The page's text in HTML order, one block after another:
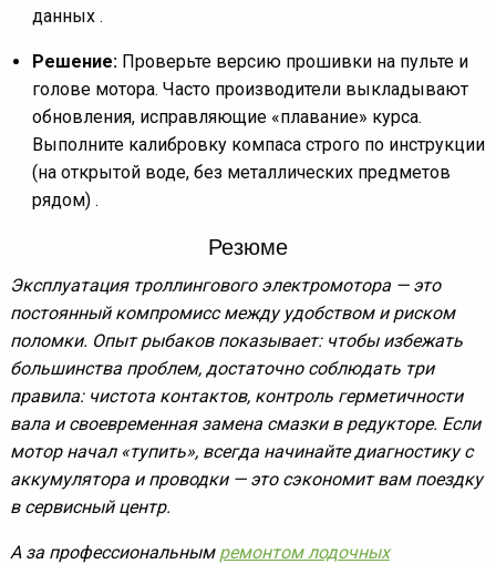
данных .
Решение: Проверьте версию прошивки на пульте и
голове мотора. Часто производители выкладывают
обновления, исправляющие «плавание» курса.
Выполните калибровку компаса строго по инструкции
(на открытой воде, без металлических предметов
рядом) .
Резюме
Эксплуатация троллингового электромотора — это
постоянный компромисс между удобством и риском
поломки. Опыт рыбаков показывает: чтобы избежать
большинства проблем, достаточно соблюдать три
правила: чистота контактов, контроль герметичности
вала и своевременная замена смазки в редукторе. Если
мотор начал «тупить», всегда начинайте диагностику с
аккумулятора и проводки — это сэкономит вам поездку
в сервисный центр.
А за профессиональным ремонтом лодочных